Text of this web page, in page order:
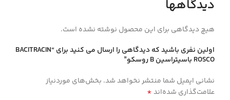
دیدگاهها
هیچ دیدگاهی برای این محصول نوشته نشده است.
اولین نفری باشید که دیدگاهی را ارسال می کنید برای “BACITRACIN
ROSCO باسيتراسين B روسكو”
نشانی ایمیل شما منتشر نخواهد شد. بخش‌های موردنیاز
علامت‌گذاری شده‌اند*